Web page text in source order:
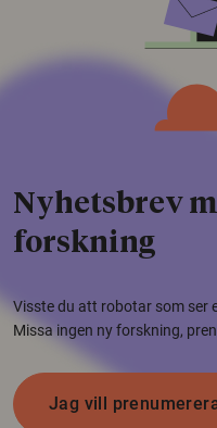
Nyhetsbrev
forskning
Visste du att robotar som ser
Missa ingen ny forskning,
Jag vill